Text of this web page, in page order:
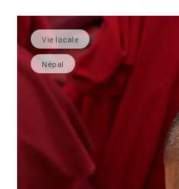
Vie locale
Népal